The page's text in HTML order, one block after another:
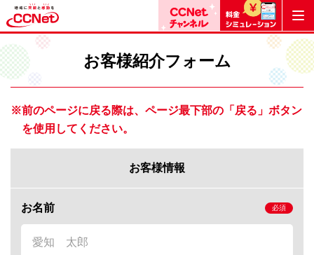
お客様紹介フォーム
※前のページに戻る際は、ページ最下部の「戻る」ボタン
を使用してください。
お客様情報
お名前